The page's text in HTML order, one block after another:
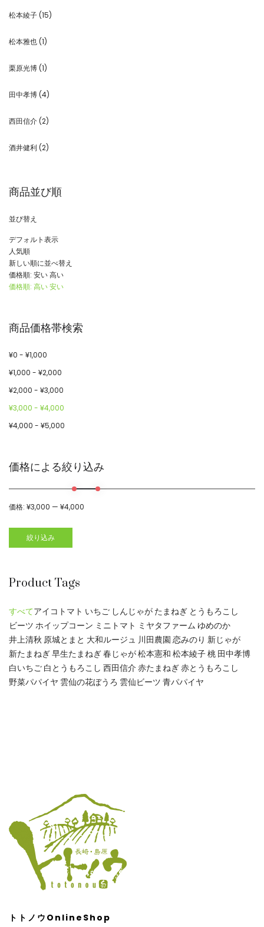
松本綾子 (15)
松本雅也 (1)
栗原光博 (1)
田中孝博 (4)
西田信介 (2)
酒井健利 (2)
商品並び順
並び替え
デフォルト表示
人気順
新しい順に並べ替え
価格順: 安い 高い
価格順: 高い 安い
商品価格帯検索
¥0 - ¥1,000
¥1,000 - ¥2,000
¥2,000 - ¥3,000
¥3,000 - ¥4,000
¥4,000 - ¥5,000
価格による絞り込み
絞り込み
価格: ¥3,000 — ¥4,000
Product Tags
すべてアイコトマト いちご しんじゃが たまねぎ とうもろこし
ビーツ ホイップコーン ミニトマト ミヤタファーム ゆめのか
井上清秋原城とまと 大和ルージュ 川田農園 恋みのり 新じゃが
新たまねぎ早生たまねぎ春じゃが松本憲和 松本綾子桃 田中孝博
白いちご 白とうもろこし 西田信介 赤たまねぎ赤とうもろこし
野菜パパイヤ 雲仙の花ぼうろ 雲仙ビーツ 青パパイヤ
トトノウOnlineShop